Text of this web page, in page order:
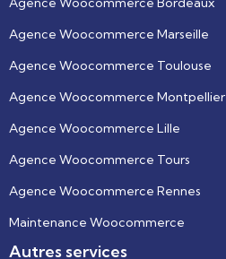
Agence Woocommerce Marseille
Agence Woocommerce Toulouse
Agence Woocommerce Montpellier
Agence Woocommerce Lille
Agence Woocommerce Tours
Agence Woocommerce Rennes
Maintenance Woocommerce
Autres services